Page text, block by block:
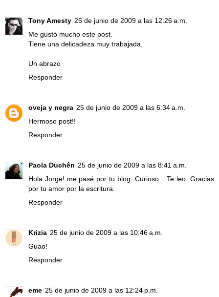
Tony Amesty 25 de junio de 2009 a las 12:26 a.m.
Me gustó mucho este post.
Tiene una delicadeza muy trabajada.
Un abrazo
Responder
oveja y negra 25 de junio de 2009 a las 6:34 a.m.
Hermoso post!!
Responder
Paola Duchên 25 de junio de 2009 a las 8:41 a.m.
Hola Jorge! me pasé por tu blog. Curioso... Te leo. Gracias
por tu amor por la escritura.
Responder
Krizia 25 de junio de 2009 a las 10:46 a.m.
Guao!
Responder
eme 25 de junio de 2009 a las 12:24 p.m.